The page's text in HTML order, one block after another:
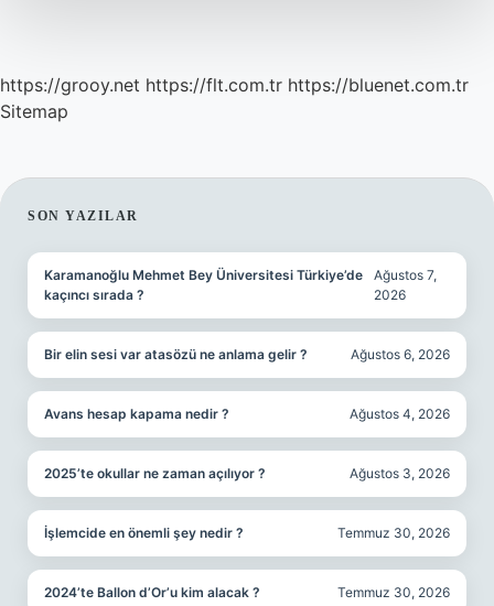
https://grooy.net https://flt.com.tr https://bluenet.com.tr
Sitemap
SIDEBAR
SON YAZILAR
Karamanoğlu Mehmet Bey Üniversitesi Türkiye’de
kaçıncı sırada ?
Ağustos 7,
2026
Bir elin sesi var atasözü ne anlama gelir ? Ağustos 6, 2026
Avans hesap kapama nedir ? Ağustos 4, 2026
2025’te okullar ne zaman açılıyor ? Ağustos 3, 2026
İşlemcide en önemli şey nedir ? Temmuz 30, 2026
2024’te Ballon d’Or’u kim alacak ? Temmuz 30, 2026